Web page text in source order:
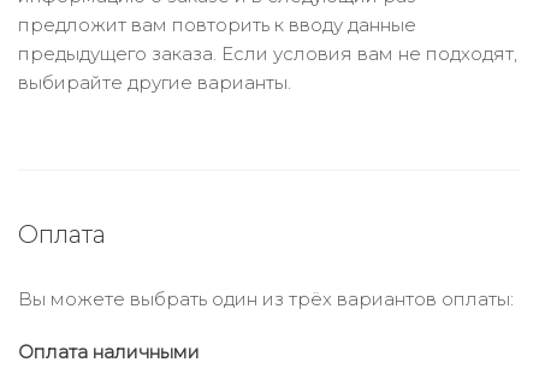
предложит вам повторить к вводу данные
предыдущего заказа. Если условия вам не подходят,
выбирайте другие варианты.
Оплата
Вы можете выбрать один из трёх вариантов оплаты:
Оплата наличными